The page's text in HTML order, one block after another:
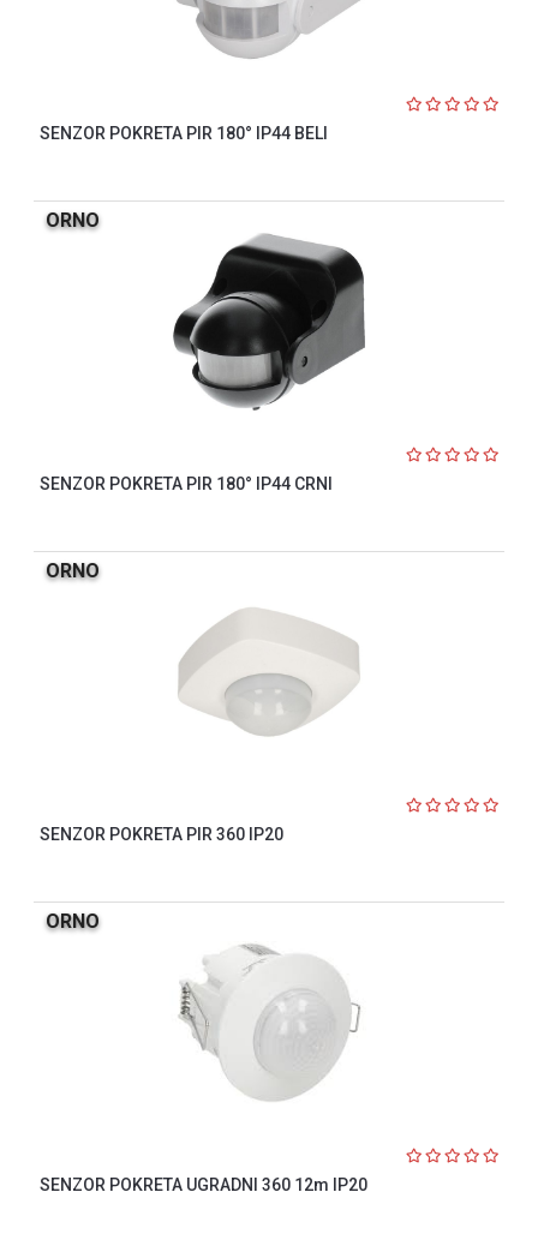
SENZOR POKRETA PIR 180° IP44 BELI
ORNO
SENZOR POKRETA PIR 180° IP44 CRNI
ORNO
SENZOR POKRETA PIR 360 IP20
ORNO
SENZOR POKRETA UGRADNI 360 12m IP20